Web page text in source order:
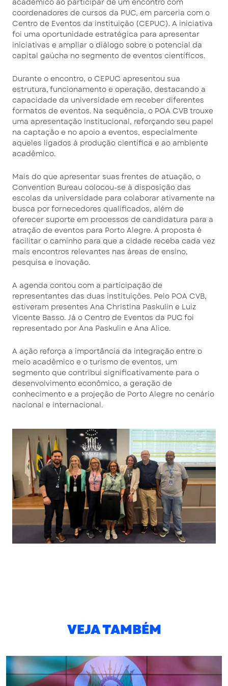
acadêmico ao participar de um encontro com
coordenadores de cursos da PUC, em parceria com o
Centro de Eventos da instituição (CEPUC). A iniciativa
foi uma oportunidade estratégica para apresentar
iniciativas e ampliar o diálogo sobre o potencial da
capital gaúcha no segmento de eventos científicos.
Durante o encontro, o CEPUC apresentou sua
estrutura, funcionamento e operação, destacando a
capacidade da universidade em receber diferentes
formatos de eventos. Na sequência, o POA CVB trouxe
uma apresentação institucional, reforçando seu papel
na captação e no apoio a eventos, especialmente
aqueles ligados à produção científica e ao ambiente
acadêmico.
Mais do que apresentar suas frentes de atuação, o
Convention Bureau colocou-se à disposição das
escolas da universidade para colaborar ativamente na
busca por fornecedores qualificados, além de
oferecer suporte em processos de candidatura para a
atração de eventos para Porto Alegre. A proposta é
facilitar o caminho para que a cidade receba cada vez
mais encontros relevantes nas áreas de ensino,
pesquisa e inovação.
A agenda contou com a participação de
representantes das duas instituições. Pelo POA CVB,
estiveram presentes Ana Christina Paskulin e Luiz
Vicente Basso. Já o Centro de Eventos da PUC foi
representado por Ana Paskulin e Ana Alice.
A ação reforça a importância da integração entre o
meio acadêmico e o turismo de eventos, um
segmento que contribui significativamente para o
desenvolvimento econômico, a geração de
conhecimento e a projeção de Porto Alegre no cenário
nacional e internacional.
VEJA TAMBÉM